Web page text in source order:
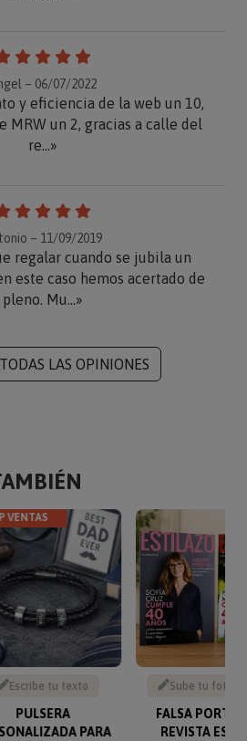
– 06/07/2022
y eficiencia de la web un 10,
MRW un 2, gracias a calle del
re...»
– 11/09/2019
regalar cuando se jubila un
este caso hemos acertado de
pleno. Mu...»
LAS OPINIONES
VENTAS
Escribe tu texto
PULSERA
PARA
Sube tu foto y
FALSA
REVISTA